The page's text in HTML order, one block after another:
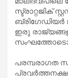
സ്ട്രാറ്റജിക്
ഇരു
പരമ്പരാഗത